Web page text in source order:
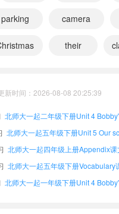
parking camera
their
新时间：2026-08-08 20:25:39
北师大一起四年级上册Appendix课
北师大一起五年级下册Vocabulary
北师大一起五年级下册Word List课